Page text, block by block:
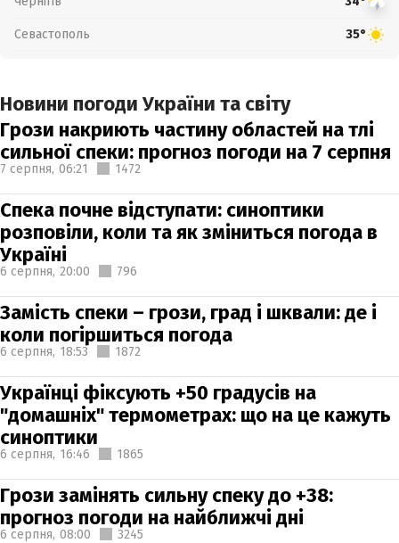
Севастополь 35°
Новини погоди України та світу
Грози накриють частину областей на тлі
сильної спеки: прогноз погоди на 7 серпня
7 серпня, 06:21 1472
Спека почне відступати: синоптики
розповіли, коли та як зміниться погода в
Україні
6 серпня, 20:00 796
Замість спеки – грози, град і шквали: де і
коли погіршиться погода
6 серпня, 18:53 1872
Українці фіксують +50 градусів на
"домашніх" термометрах: що на це кажуть
синоптики
6 серпня, 16:46 1865
Грози замінять сильну спеку до +38:
прогноз погоди на найближчі дні
6 серпня, 08:00 3245